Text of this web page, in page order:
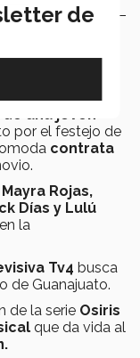
una joven
por el festejo de
contrata
Mayra Rojas,
Días y Lulú
la
Tv4 busca
de Guanajuato.
de la serie Osiris
que da vida al
de